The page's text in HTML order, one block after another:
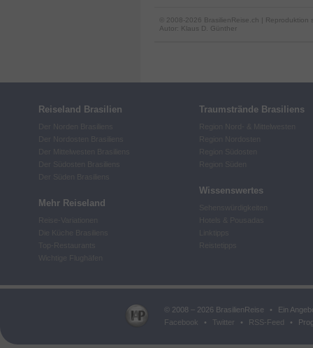
© 2008-2026 BrasilienReise.ch | Reproduktion
Autor: Klaus D. Günther
Reiseland Brasilien
Mehr Reiseland
Traumstrände Brasiliens
Wissenswertes
© 2008 – 2026 BrasilienReise •
Ein
Facebook
• Twitter • RSS-Feed •